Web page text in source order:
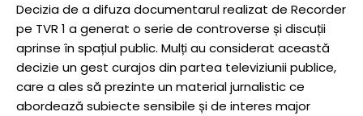
Decizia de a difuza documentarul realizat de Recorder
pe TVR 1 a generat o serie de controverse și discuții
aprinse în spațiul public. Mulți au considerat această
decizie un gest curajos din partea televiziunii publice,
care a ales să prezinte un material jurnalistic ce
abordează subiecte sensibile și de interes major